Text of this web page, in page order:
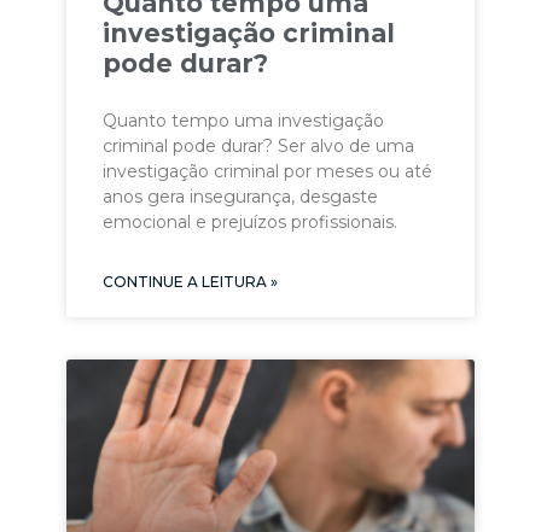
investigação criminal
pode durar?
Quanto tempo uma investigação
criminal pode durar? Ser alvo de uma
investigação criminal por meses ou até
anos gera insegurança, desgaste
emocional e prejuízos profissionais.
CONTINUE A LEITURA »